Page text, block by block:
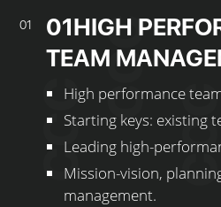
01
01HIGH
TEAM
High performance
Starting keys: existing
Leading high-
Mission-vision,
management.